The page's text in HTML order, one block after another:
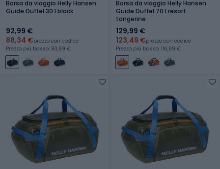
Borsa da viaggio Helly Hansen
Guide Duffel 30 l black
92,99 €
88,34 €prezzo con codice
Prezzo più basso: 83,69 €
Borsa da viaggio Helly Hansen
Guide Duffel 70 l resort
tangerine
129,99 €
123,49 €prezzo con codice
Prezzo più basso: 116,99 €